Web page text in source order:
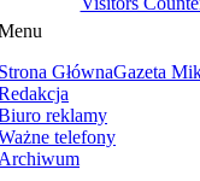
Strona GłównaGazeta
reklamy
telefony
Archiwum